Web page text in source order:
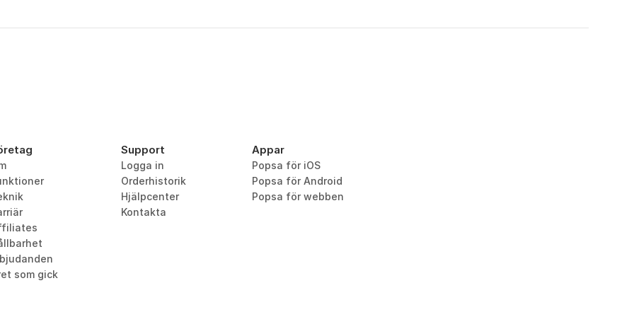
som gick
Support
Logga in
Orderhistorik
Hjälpcenter
Kontakta
Appar
Popsa för iOS
Popsa för Android
Popsa för webben